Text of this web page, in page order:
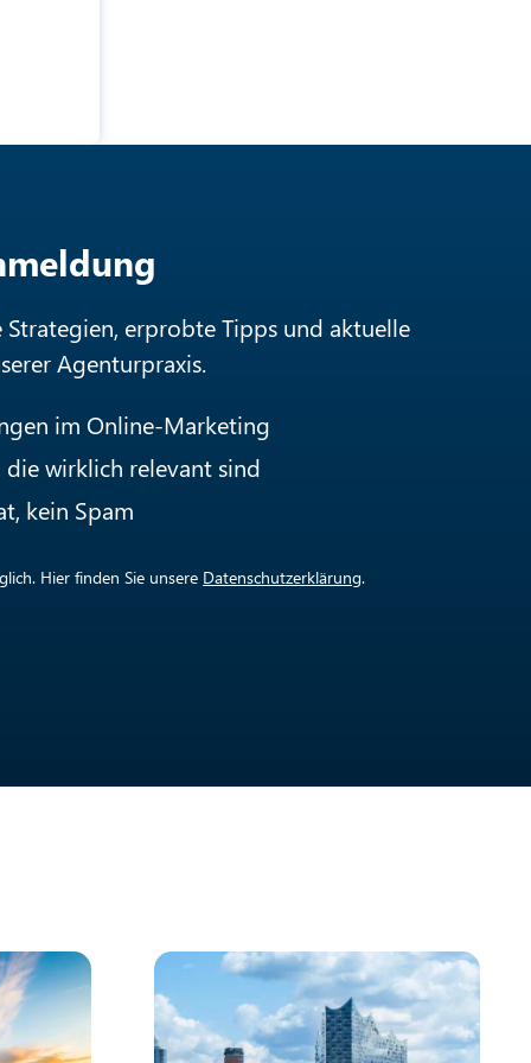
Strategien, erprobte Tipps und aktuelle
Agenturpraxis.
im Online-Marketing
die wirklich relevant sind
kein Spam
Hier finden Sie unsere Datenschutzerklärung.